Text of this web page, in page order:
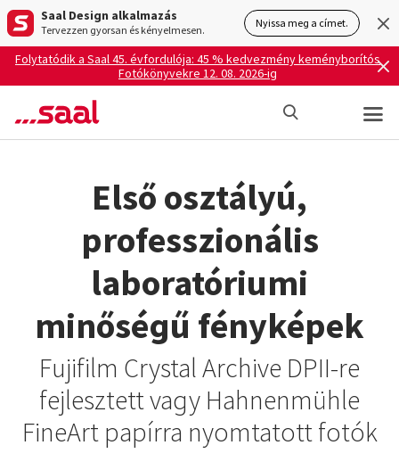
Saal Design alkalmazás
Tervezzen gyorsan és kényelmesen. Nyissa meg a címet.
Folytatódik a Saal 45. évfordulója: 45 % kedvezmény keményborítós
Fotókönyvekre 12. 08. 2026-ig
Első osztályú,
professzionális
laboratóriumi
minőségű fényképek
Fujifilm Crystal Archive DPII-re
fejlesztett vagy Hahnenmühle
FineArt papírra nyomtatott fotók